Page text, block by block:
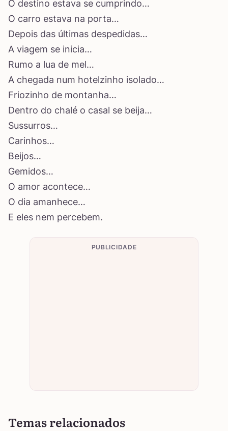
O destino estava se cumprindo…
O carro estava na porta…
Depois das últimas despedidas…
A viagem se inicia…
Rumo a lua de mel…
A chegada num hotelzinho isolado…
Friozinho de montanha…
Dentro do chalé o casal se beija…
Sussurros…
Carinhos…
Beijos…
Gemidos…
O amor acontece…
O dia amanhece…
E eles nem percebem.
PUBLICIDADE
Temas relacionados